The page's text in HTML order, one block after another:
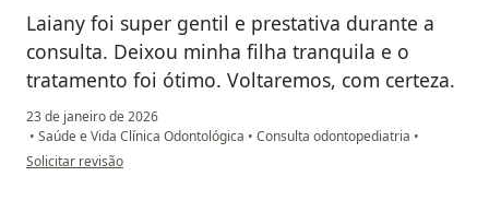
Laiany foi super gentil e prestativa durante a
consulta. Deixou minha filha tranquila e o
tratamento foi ótimo. Voltaremos, com certeza.
23 de janeiro de 2026
• Saúde e Vida Clínica Odontológica • Consulta odontopediatria •
na opinião do utilizador Gabrielle Louise
Solicitar revisão